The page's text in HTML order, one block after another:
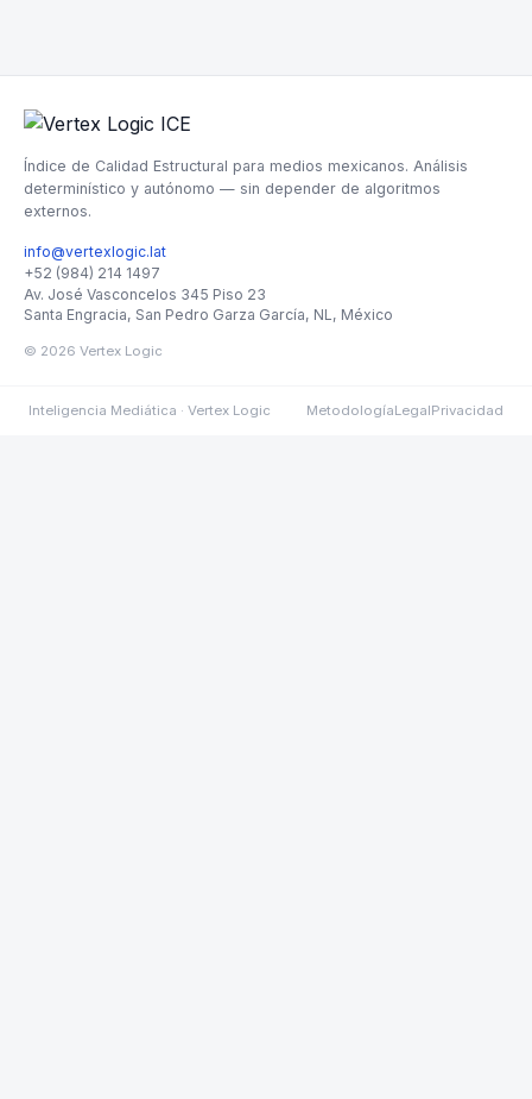
Índice de Calidad Estructural para medios mexicanos. Análisis
determinístico y autónomo — sin depender de algoritmos
externos.
info@vertexlogic.lat
+52 (984) 214 1497
Av. José Vasconcelos 345 Piso 23
Santa Engracia, San Pedro Garza García, NL, México
© 2026 Vertex Logic
Inteligencia Mediática · Vertex Logic MetodologíaLegalPrivacidad